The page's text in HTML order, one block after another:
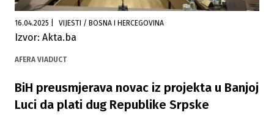
16.04.2025 VIJESTI / BOSNA I HERCEGOVINA
Izvor: Akta.ba
AFERA VIADUCT
BiH preusmjerava novac iz projekta u Banjoj
Luci da plati dug Republike Srpske